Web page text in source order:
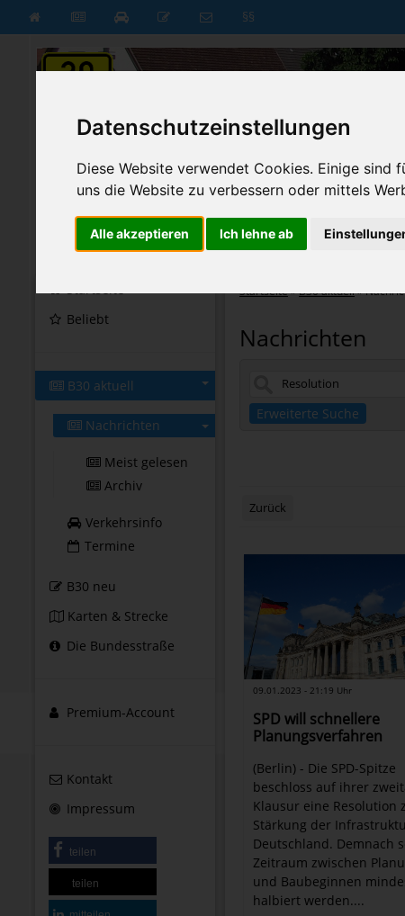
Datenschutzeinstellungen
Diese Website verwendet Cookies. Einige sind
uns die Website zu verbessern oder mittels
Alle akzeptieren Ich lehne ab
§§
B30 aktuell B30 neu
Startseite
Beliebt
B30 aktuell
Nachrichten
Meist gelesen
Archiv
Verkehrsinfo
Termine
B30 neu
Karten & Strecke
Die Bundesstraße
Premium-Account
Kontakt
Impressum
teilen
teilen
Startseite»B30 aktuell»
Nachrichten
Erweiterte Suche
Zurück
09.01.2023 - 21:19 Uhr
SPD will schnellere
Planungsverfahren
(Berlin) - Die SPD-Spitze
beschloss auf ihrer
Klausur eine Resolution
Stärkung der
Deutschland. Demnach
Zeitraum zwischen
und Baubeginnen
halbiert werden....